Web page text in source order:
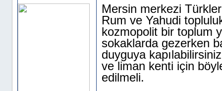
Mersin merkezi
Rum ve Yahudi
kozmopolit bir toplum
sokaklarda gezerken
duyguya
ve liman kenti için
edilmeli.